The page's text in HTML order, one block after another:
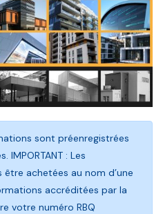
sont préenregistrées
: Les
achetées au nom d’une
accréditées par la
votre numéro RBQ